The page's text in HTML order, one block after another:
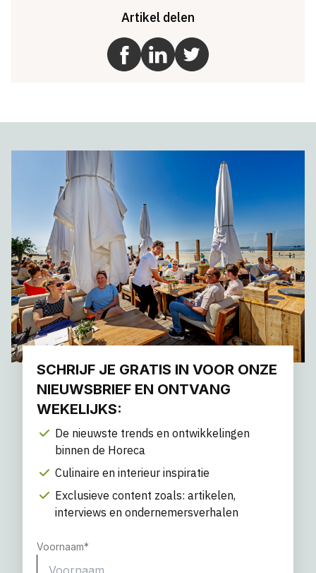
Artikel delen
SCHRIJF JE GRATIS IN VOOR ONZE
NIEUWSBRIEF EN ONTVANG
WEKELIJKS:
De nieuwste trends en ontwikkelingen
binnen de Horeca
Culinaire en interieur inspiratie
Exclusieve content zoals: artikelen,
interviews en ondernemersverhalen
Voornaam*